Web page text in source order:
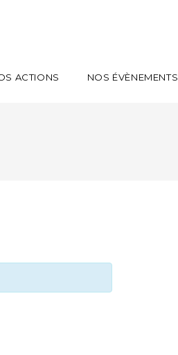
ACTIONS NOS ÉVÈNEMENTS